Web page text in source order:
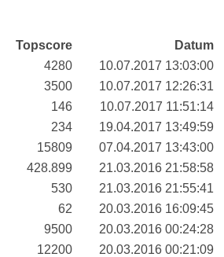
Topscore
Datum
4280
10.07.2017 13:03:00
3500
10.07.2017 12:26:31
146
10.07.2017 11:51:14
234
19.04.2017 13:49:59
15809
07.04.2017 13:43:00
428.899
21.03.2016 21:58:58
530
21.03.2016 21:55:41
62
20.03.2016 16:09:45
9500
20.03.2016 00:24:28
12200
20.03.2016 00:21:09